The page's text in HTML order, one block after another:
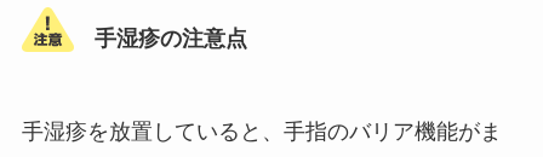
手湿疹の注意点
手湿疹を放置していると、手指のバリア機能がま